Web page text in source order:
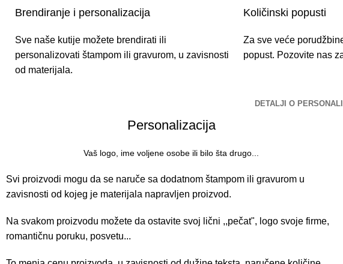
Brendiranje i personalizacija
Sve naše kutije možete brendirati ili
personalizovati štampom ili gravurom, u zavisnosti
od materijala.
Količinski popusti
Za sve veće
popust. Pozovite nas
DETALJI O
Personalizacija
Vaš logo, ime voljene osobe ili bilo šta drugo...
Svi proizvodi mogu da se naruče sa dodatnom štampom ili gravurom u
zavisnosti od kojeg je materijala napravljen proizvod.
Na svakom proizvodu možete da ostavite svoj lični ,,pečat", logo svoje firme,
romantičnu poruku, posvetu...